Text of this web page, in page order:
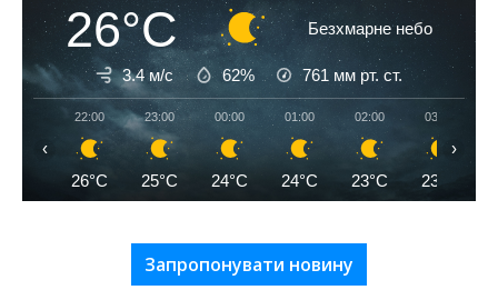
26°C Безхмарне небо
3.4 м/с 62% 761 мм рт. ст.
22:00
26°C
23:00
25°C
00:00
24°C
01:00
24°C
02:00
23°C
03:00
23°C
‹ ›
Запропонувати новину